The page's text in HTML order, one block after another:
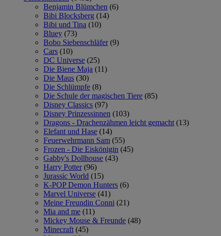
Benjamin Blümchen (6)
Bibi Blocksberg (14)
Bibi und Tina (10)
Bluey (73)
Bobo Siebenschläfer (9)
Cars (10)
DC Universe (25)
Die Biene Maja (11)
Die Maus (30)
Die Schlümpfe (8)
Die Schule der magischen Tiere (85)
Disney Classics (97)
Disney Prinzessinnen (103)
Dragons - Drachenzähmen leicht gemacht (13)
Elefant und Hase (14)
Feuerwehrmann Sam (55)
Frozen - Die Eiskönigin (45)
Gabby's Dollhouse (43)
Harry Potter (96)
Jurassic World (15)
K-POP Demon Hunters (6)
Marvel Universe (41)
Meine Freundin Conni (21)
Mia and me (11)
Mickey Mouse & Freunde (48)
Minecraft (45)